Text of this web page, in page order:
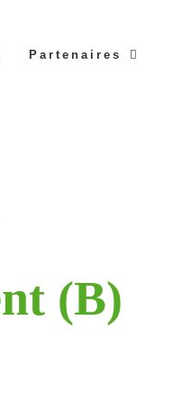
Partenaires
(B)